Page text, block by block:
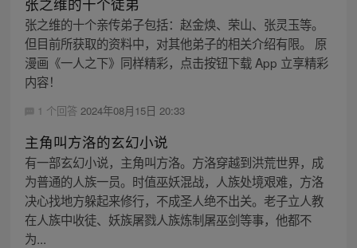
张之维的十个亲传弟子包括：赵金焕、荣山、张灵玉等。
但目前所获取的资料中，对其他弟子的相关介绍有限。 原
漫画《一人之下》同样精彩，点击按钮下载 App 立享精彩
内容！
1 个回答 2024年08月15日 20:33
主角叫方洛的玄幻小说
有一部玄幻小说，主角叫方洛。方洛穿越到洪荒世界，成
为普通的人族一员。时值巫妖混战，人族处境艰难，方洛
决心找地方躲起来修行，不成圣人绝不出关。老子立人教
在人族中收徒、妖族屠戮人族炼制屠巫剑等事，他都不
为...